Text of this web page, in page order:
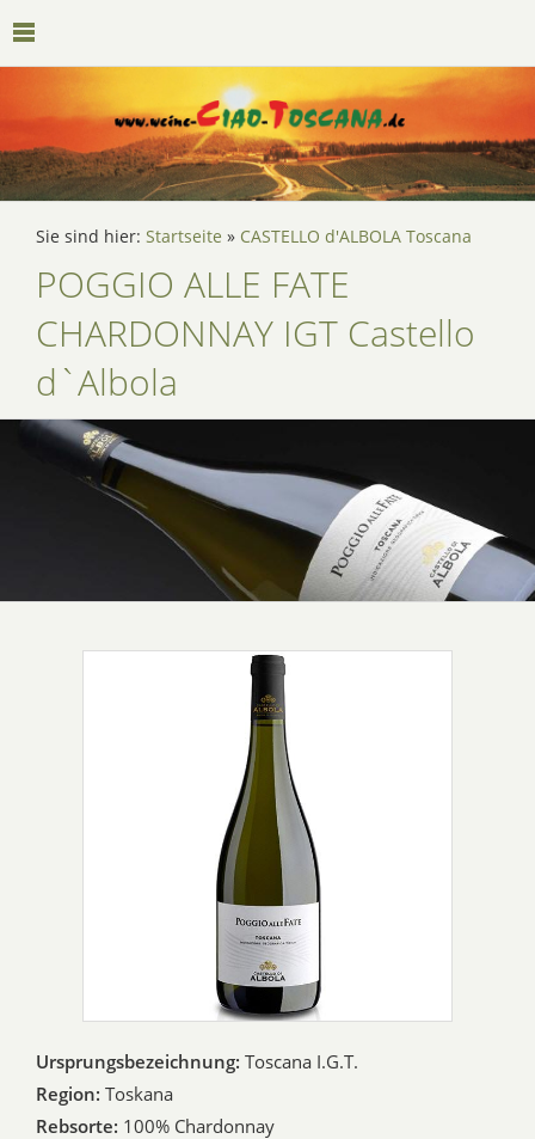
Sie sind hier: Startseite » CASTELLO d'ALBOLA Toscana
POGGIO ALLE FATE
CHARDONNAY IGT Castello
d`Albola
Ursprungsbezeichnung: Toscana I.G.T.
Region: Toskana
Rebsorte: 100% Chardonnay